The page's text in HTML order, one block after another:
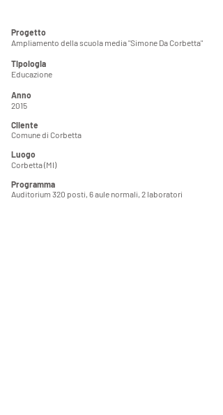
Progetto
Ampliamento della scuola media "Simone Da Corbetta"
Tipologia
Educazione
Anno
2015
Cliente
Comune di Corbetta
Luogo
Corbetta (MI)
Programma
Auditorium 320 posti, 6 aule normali, 2 laboratori